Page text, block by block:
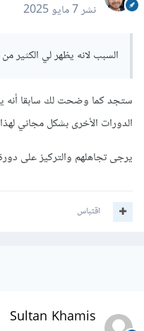
نشر7 مايو 2025
السبب لانه يظهر لي الكثير
ستجد كما وضحت لك سابقا أنه
الدورات الأخرى بشكل مجاني
يرجى تجاهلهم والتركيز على
اقتباس
Sultan Khamis